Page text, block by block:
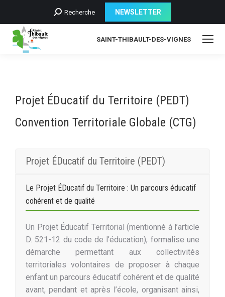
Recherche
Recherche NEWSLETTER
SAINT-THIBAULT-DES-VIGNES
Projet ÉDucatif du Territoire (PEDT)
Convention Territoriale Globale (CTG)
Projet ÉDucatif du Territoire (PEDT)
Le Projet ÉDucatif du Territoire : Un parcours éducatif
cohérent et de qualité
Un Projet Éducatif Territorial (mentionné à l’article
D. 521-12 du code de l’éducation), formalise une
démarche permettant aux collectivités
territoriales volontaires de proposer à chaque
enfant un parcours éducatif cohérent et de qualité
avant, pendant et après l’école, organisant ainsi,